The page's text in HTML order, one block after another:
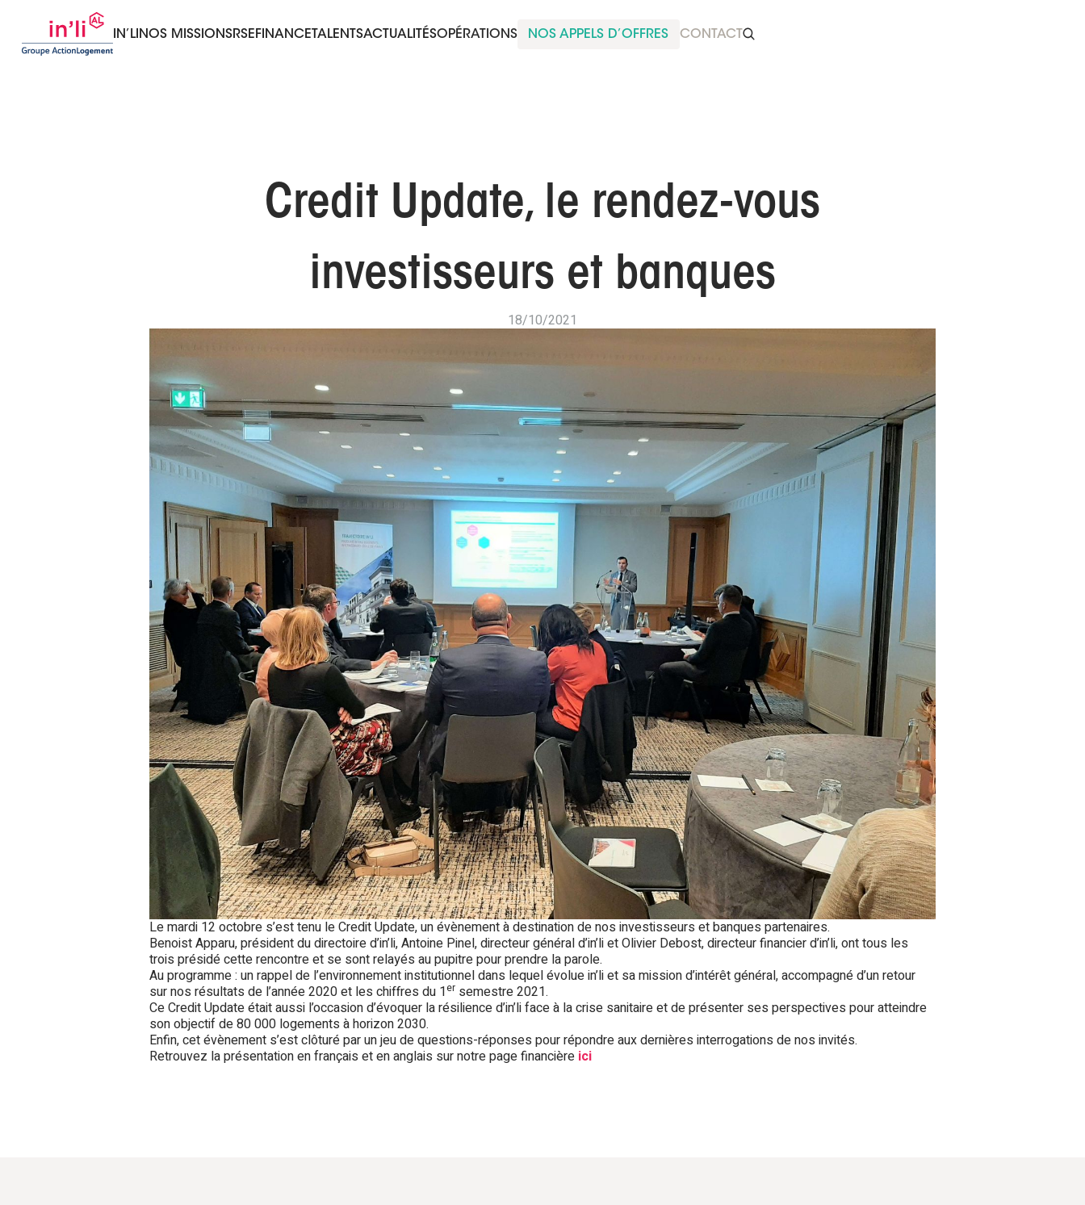
IN’LI NOS MISSIONS RSE FINANCE TALENTSACTUALITÉSOPÉRATIONS NOS APPELS D’OFFRES CONTACT
Credit Update, le rendez-vous
investisseurs et banques
18/10/2021
Le mardi 12 octobre s’est tenu le Credit Update, un évènement à destination de nos investisseurs et banques partenaires.
Benoist Apparu, président du directoire d’in’li, Antoine Pinel, directeur général d’in’li et Olivier Debost, directeur financier d’in’li, ont tous les
trois présidé cette rencontre et se sont relayés au pupitre pour prendre la parole.
Au programme : un rappel de l’environnement institutionnel dans lequel évolue in’li et sa mission d’intérêt général, accompagné d’un retour
sur nos résultats de l’année 2020 et les chiffres du 1ersemestre 2021.
Ce Credit Update était aussi l’occasion d’évoquer la résilience d’in’li face à la crise sanitaire et de présenter ses perspectives pour atteindre
son objectif de 80 000 logements à horizon 2030.
Enfin, cet évènement s’est clôturé par un jeu de questions-réponses pour répondre aux dernières interrogations de nos invités.
Retrouvez la présentation en français et en anglais sur notre page financière ici